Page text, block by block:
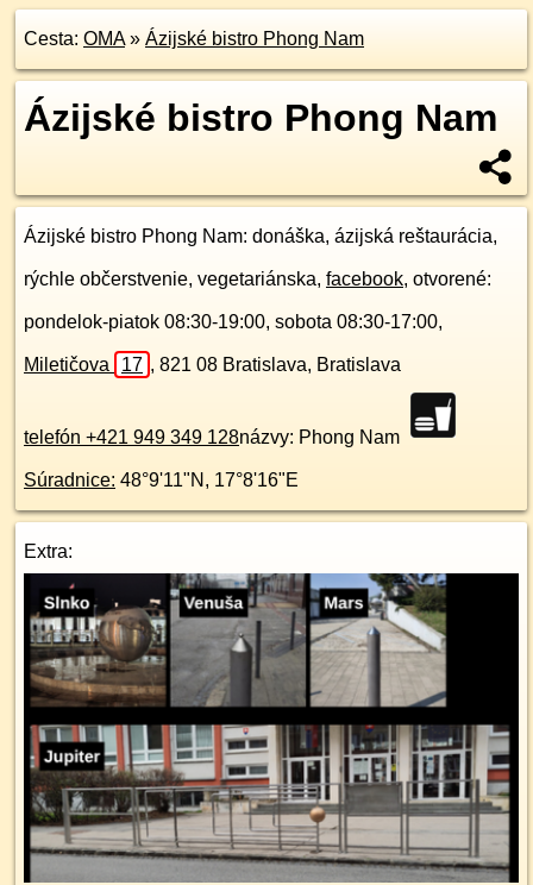
Cesta: OMA» Ázijské bistro Phong Nam
Ázijské bistro Phong Nam
Ázijské bistro Phong Nam: donáška, ázijská reštaurácia,
rýchle občerstvenie, vegetariánska, facebook, otvorené:
pondelok-piatok 08:30-19:00, sobota 08:30-17:00,
Miletičova 17 , 821 08 Bratislava, Bratislava
telefón +421 949 349 128názvy: Phong Nam
Súradnice: 48°9'11"N , 17°8'16"E
Extra: